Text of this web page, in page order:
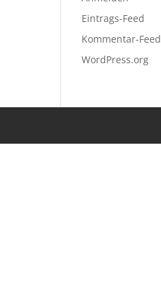
Eintrags-Feed
Kommentar-Feed
WordPress.org